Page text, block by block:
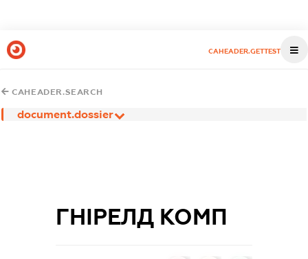
CAHEADER.GETTEST
CAHEADER.SEARCH
document.dossier
ГНІРЕЛД КОМП